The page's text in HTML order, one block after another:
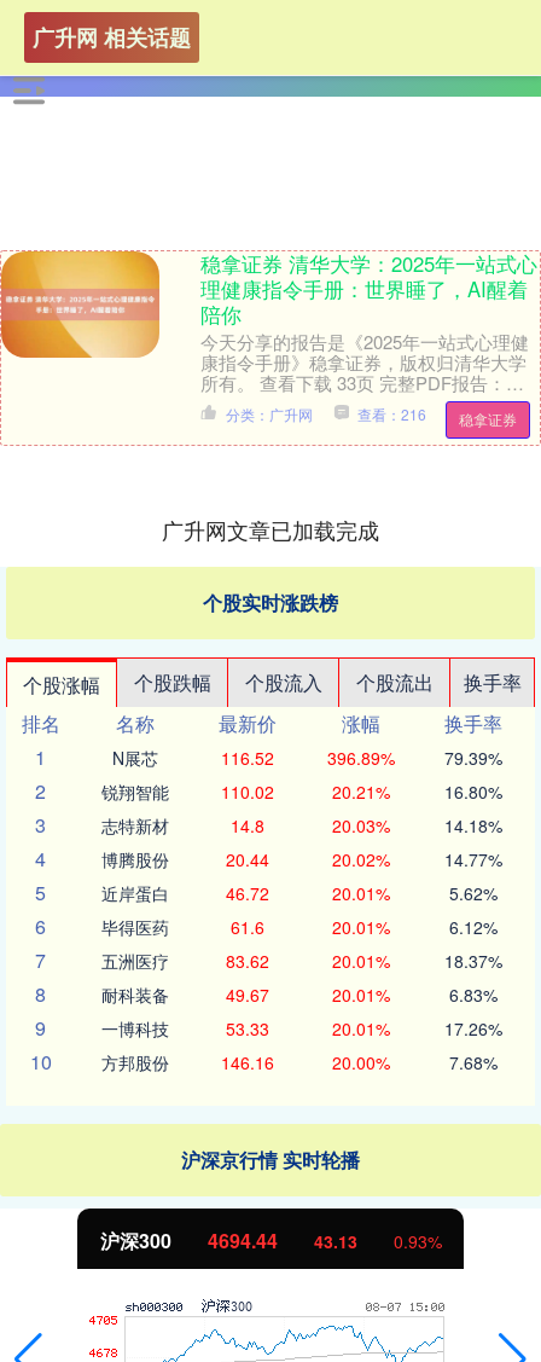
广升网 相关话题
稳拿证券 清华大学：2025年一站式心
理健康指令手册：世界睡了，AI醒着
陪你
今天分享的报告是《2025年一站式心理健
康指令手册》稳拿证券，版权归清华大学
所有。 查看下载 33页 完整PDF报告：关
注公众号【魔方智库】稳拿证券 展开剩余
7....
稳拿证券
分类：广升网 查看：216
广升网文章已加载完成
个股实时涨跌榜
个股涨幅 个股跌幅 个股流入 个股流出
换手率
排名
名称 最新价 涨幅
换手率
1
N展芯 116.52 396.89% 79.39%
2 锐翔智能 110.02 20.21% 16.80%
3 志特新材 14.8 20.03% 14.18%
4 博腾股份 20.44 20.02% 14.77%
5 近岸蛋白 46.72 20.01% 5.62%
6 毕得医药 61.6 20.01% 6.12%
7 五洲医疗 83.62 20.01% 18.37%
8 耐科装备 49.67 20.01% 6.83%
9 一博科技 53.33 20.01% 17.26%
10 方邦股份 146.16 20.00% 7.68%
沪深京行情 实时轮播
沪深300 4694.44 43.13 0.93%